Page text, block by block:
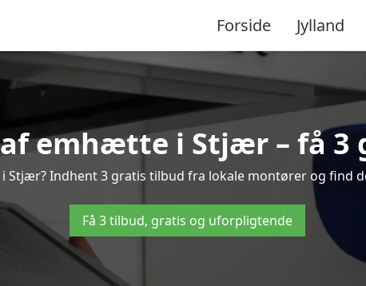
Forside Jylland
emhætte i Stjær – få 3
Stjær? Indhent 3 gratis tilbud fra lokale montører og find
Få 3 tilbud, gratis og uforpligtende